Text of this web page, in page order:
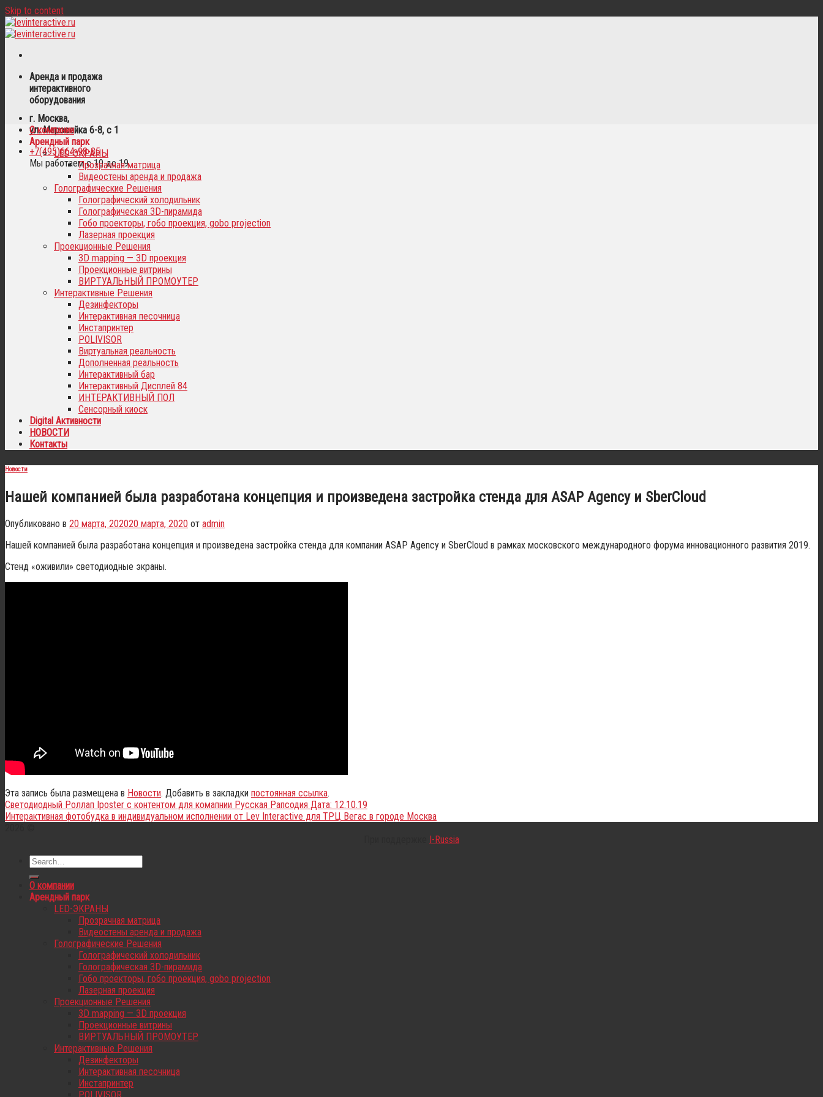
Skip to content
Аренда и продажа
интерактивного
оборудования
г. Москва,
ул. Маросейка 6-8, с 1
+7(495)664-98-35
Мы работаем с 10 до 19
О компании
Арендный парк
LED-ЭКРАНЫ
Прозрачная матрица
Видеостены аренда и продажа
Голографические Решения
Голографический холодильник
Голографическая 3D-пирамида
Гобо проекторы, гобо проекция, gobo projection
Лазерная проекция
Проекционные Решения
3D mapping — 3D проекция
Проекционные витрины
ВИРТУАЛЬНЫЙ ПРОМОУТЕР
Интерактивные Решения
Дезинфекторы
Интерактивная песочница
Инстапринтер
POLIVISOR
Виртуальная реальность
Дополненная реальность
Интерактивный бар
Интерактивный Дисплей 84
ИНТЕРАКТИВНЫЙ ПОЛ
Сенсорный киоск
Digital Активности
НОВОСТИ
Контакты
Новости
Нашей компанией была разработана концепция и произведена застройка стенда для ASAP Agency и SberCloud
Опубликовано в 20 марта, 202020 марта, 2020 от admin
Нашей компанией была разработана концепция и произведена застройка стенда для компании ASAP Agency и SberCloud в рамках московского международного форума инновационного развития 2019.
Стенд «оживили» светодиодные экраны.
Эта запись была размещена в Новости. Добавить в закладки постоянная ссылка.
Светодиодный Роллап Iposter с контентом для комапнии Русская Рапсодия Дата: 12.10.19
Интерактивная фотобудка в индивидуальном исполнении от Lev Interactive для ТРЦ Вегас в городе Москва
I-Russia
О компании
Арендный парк
LED-ЭКРАНЫ
Прозрачная матрица
Видеостены аренда и продажа
Голографические Решения
Голографический холодильник
Голографическая 3D-пирамида
Гобо проекторы, гобо проекция, gobo projection
Лазерная проекция
Проекционные Решения
3D mapping — 3D проекция
Проекционные витрины
ВИРТУАЛЬНЫЙ ПРОМОУТЕР
Интерактивные Решения
Дезинфекторы
Интерактивная песочница
Инстапринтер